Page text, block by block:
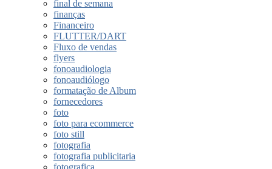
final de semana
finanças
Financeiro
FLUTTER/DART
Fluxo de vendas
flyers
fonoaudiologia
fonoaudiólogo
formatação de Album
fornecedores
foto
foto para ecommerce
foto still
fotografia
fotografia publicitaria
fotografica